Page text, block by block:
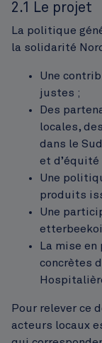
2.1 Le projet
La politique
la solidarité
Une
justes ;
Des
locales,
dans le
et d’équité
Une
produits
Une
La mise en
concrètes
Pour relever ce
acteurs locaux